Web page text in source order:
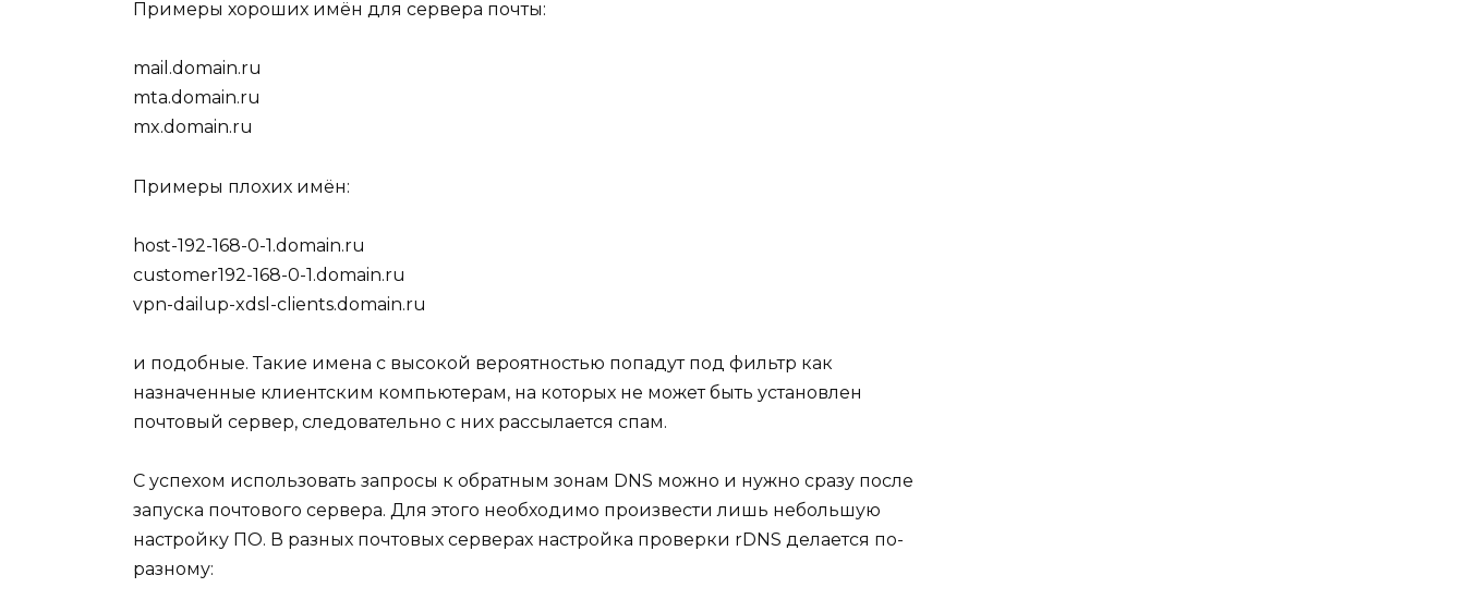
Примеры хороших имён для сервера почты:
mail.domain.ru
mta.domain.ru
mx.domain.ru
Примеры плохих имён:
host-192-168-0-1.domain.ru
customer192-168-0-1.domain.ru
vpn-dailup-xdsl-clients.domain.ru
и подобные. Такие имена с высокой вероятностью попадут под фильтр как
назначенные клиентским компьютерам, на которых не может быть установлен
почтовый сервер, следовательно с них рассылается спам.
С успехом использовать запросы к обратным зонам DNS можно и нужно сразу после
запуска почтового сервера. Для этого необходимо произвести лишь небольшую
настройку ПО. В разных почтовых серверах настройка проверки rDNS делается по-
разному: